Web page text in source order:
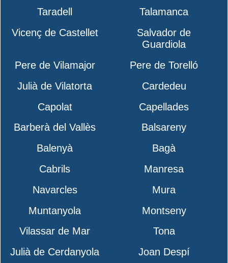
Taradell
Talamanca
Vicenç de Castellet
Salvador de
Guardiola
Pere de Vilamajor
Pere de Torelló
Julià de Vilatorta
Cardedeu
Capolat
Capellades
Barberà del Vallès
Balsareny
Balenyà
Bagà
Cabrils
Manresa
Navarcles
Mura
Muntanyola
Montseny
Vilassar de Mar
Tona
Julià de Cerdanyola
Joan Despí